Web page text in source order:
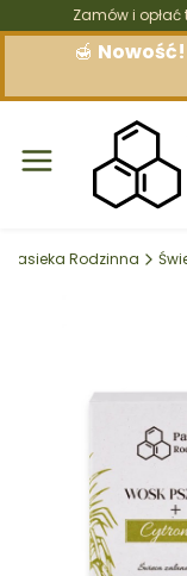
Zamów i opłać
🍯 Nowość!
Pasieka Rodzinna